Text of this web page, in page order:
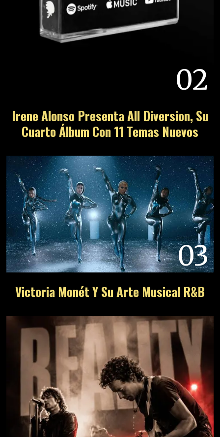
02
Irene Alonso Presenta All Diversion, Su
Cuarto Álbum Con 11 Temas Nuevos
03
Victoria Monét Y Su Arte Musical R&B